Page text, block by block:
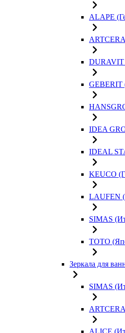
ALAPE
DURAVIT
GEBERIT
IDEA
IDEAL
KEUCO
LAUFEN
SIMAS
TOTO
Зеркала для
SIMAS
ALICE